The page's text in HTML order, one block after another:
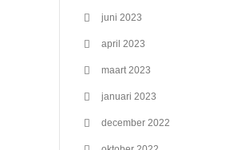
juni 2023
april 2023
maart 2023
januari 2023
december 2022